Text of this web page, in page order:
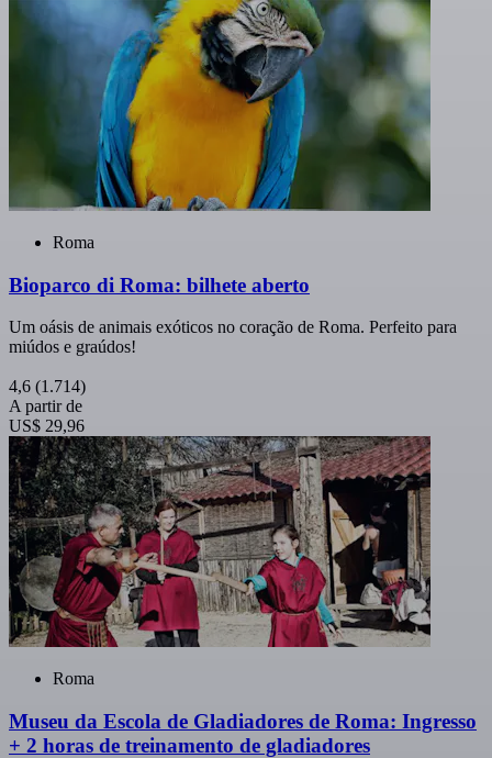
Roma
Bioparco di Roma: bilhete aberto
Um oásis de animais exóticos no coração de Roma. Perfeito para
miúdos e graúdos!
4,6 (1.714)
A partir de
US$ 29,96
Roma
Museu da Escola de Gladiadores de Roma: Ingresso
+ 2 horas de treinamento de gladiadores